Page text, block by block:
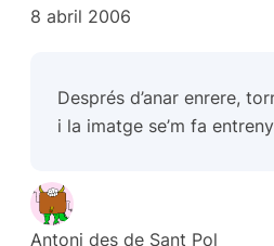
8 abril 2006
Després d’anar enrere,
i la imatge se’m fa
Antoni des de Sant Pol